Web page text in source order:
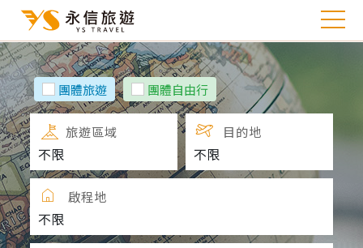
團體旅遊 團體自由行
旅遊區域 目的地
啟程地